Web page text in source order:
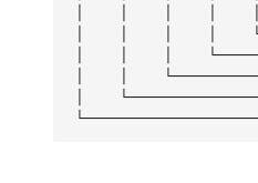
│    │    │    │    │
│    │    │    │
│    │    │
│    │
│